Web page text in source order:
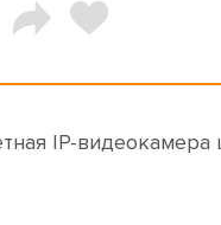
IP-видеокамера